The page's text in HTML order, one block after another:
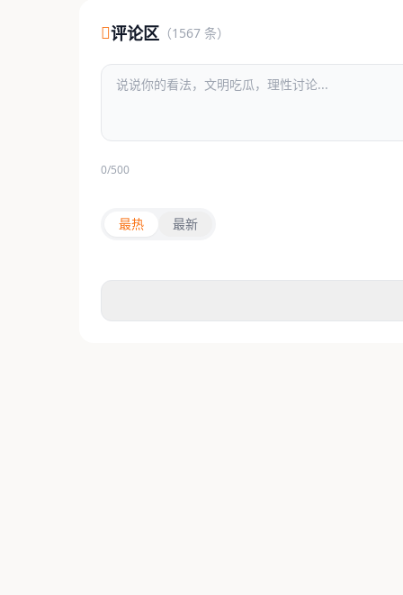
评论区 （1567 条）
0/500
最热 最新